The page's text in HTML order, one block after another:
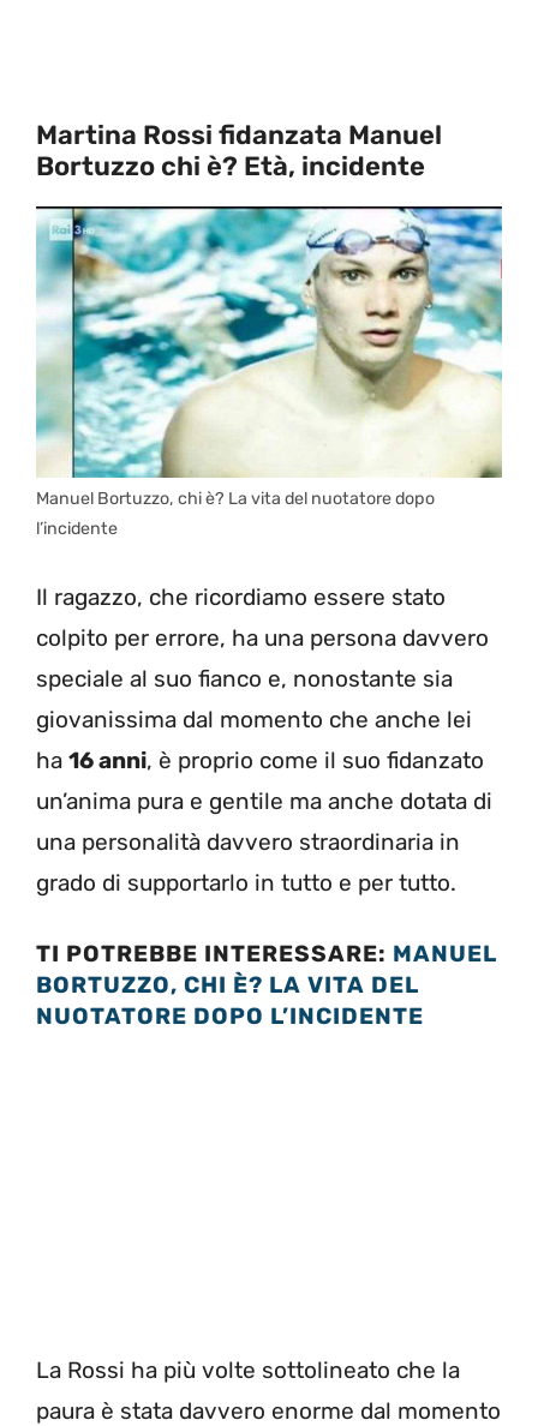
Martina Rossi fidanzata Manuel
Bortuzzo chi è? Età, incidente
Manuel Bortuzzo, chi è? La vita del nuotatore dopo
l’incidente
Il ragazzo, che ricordiamo essere stato
colpito per errore, ha una persona davvero
speciale al suo fianco e, nonostante sia
giovanissima dal momento che anche lei
ha 16 anni, è proprio come il suo fidanzato
un’anima pura e gentile ma anche dotata di
una personalità davvero straordinaria in
grado di supportarlo in tutto e per tutto.
TI POTREBBE INTERESSARE: MANUEL
BORTUZZO, CHI È? LA VITA DEL
NUOTATORE DOPO L’INCIDENTE
La Rossi ha più volte sottolineato che la
paura è stata davvero enorme dal momento